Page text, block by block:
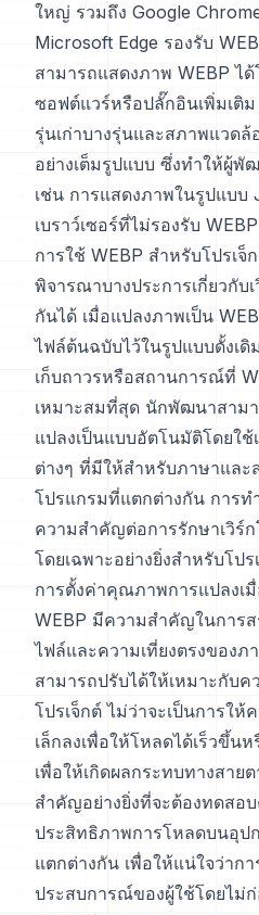
ใหญ่ รวมถึง Google
Microsoft Edge รองรับ
สามารถแสดงภาพ WEBP ไ
ซอฟต์แวร์หรือปลั๊กอินเพิ่มเติม
รุ่นเก่าบางรุ่นและสภาพแวดล้
อย่างเต็มรูปแบบ ซึ่งทำให้ผู้พั
เช่น การแสดงภาพในรูปแบบ
เบราว์เซอร์ที่ไม่รองรับ WEBP
การใช้ WEBP สำหรับโปรเจ็
พิจารณาบางประการเกี่ยวกับ
กันได้ เมื่อแปลงภาพเป็น
ไฟล์ต้นฉบับไว้ในรูปแบบดั้งเดิ
เก็บถาวรหรือสถานการณ์ที่
เหมาะสมที่สุด นักพัฒนาสาม
แปลงเป็นแบบอัตโนมัติโดยใช้
ต่างๆ ที่มีให้สำหรับภาษาแล
โปรแกรมที่แตกต่างกัน การ
ความสำคัญต่อการรักษาเวิร์
โดยเฉพาะอย่างยิ่งสำหรับโป
การตั้งค่าคุณภาพการแปลงเ
WEBP มีความสำคัญในการ
ไฟล์และความเที่ยงตรงของภ
สามารถปรับได้ให้เหมาะกับค
โปรเจ็กต์ ไม่ว่าจะเป็นการใ
เล็กลงเพื่อให้โหลดได้เร็วขึ้
เพื่อให้เกิดผลกระทบทางสาย
สำคัญอย่างยิ่งที่จะต้องทดสอ
ประสิทธิภาพการโหลดบนอุป
แตกต่างกัน เพื่อให้แน่ใจว่าก
ประสบการณ์ของผู้ใช้โดยไม่